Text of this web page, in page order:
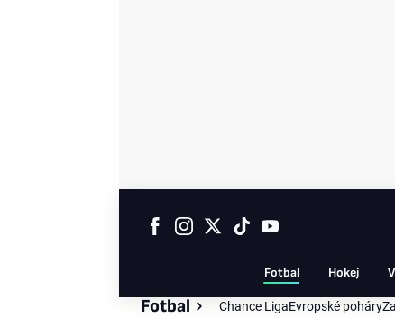
Fotbal Hokej
Fotbal Chance LigaEvropské poháry